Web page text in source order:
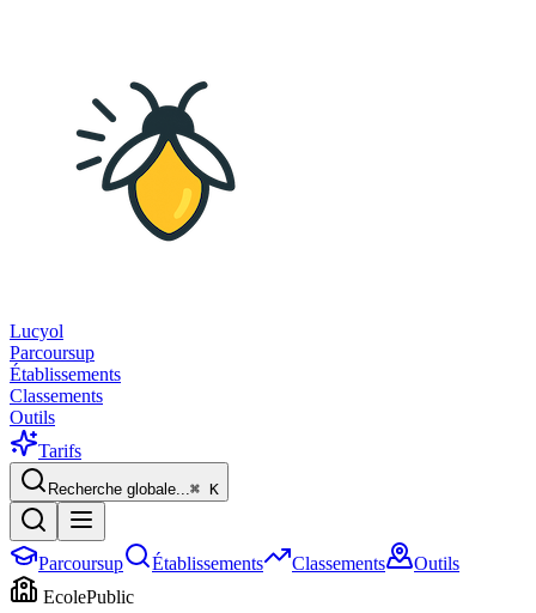
Lucyol
Parcoursup
Établissements
Classements
Outils
Tarifs
Recherche globale...⌘ K
Parcoursup Établissements Classements
Outils
EcolePublic